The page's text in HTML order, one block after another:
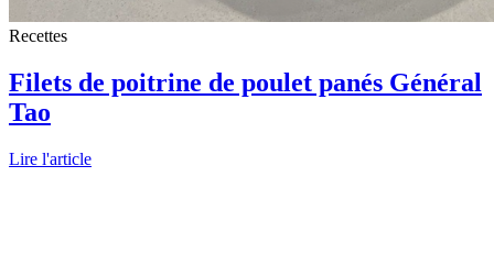
Recettes
Filets de poitrine de poulet panés Général
Tao
Lire l'article